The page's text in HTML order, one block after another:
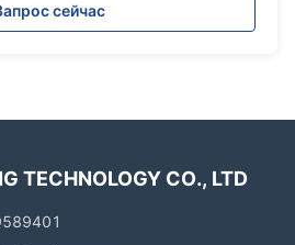
сейчас
TECHNOLOGY CO., LTD